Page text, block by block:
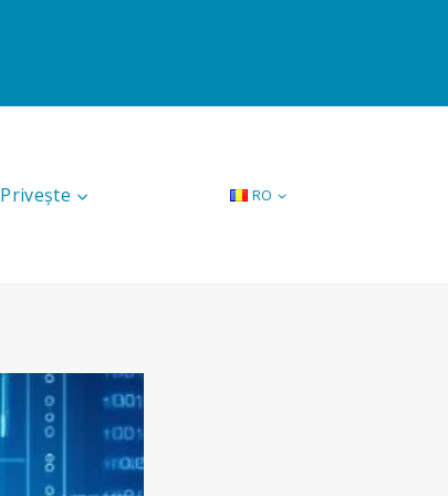
Privește RO